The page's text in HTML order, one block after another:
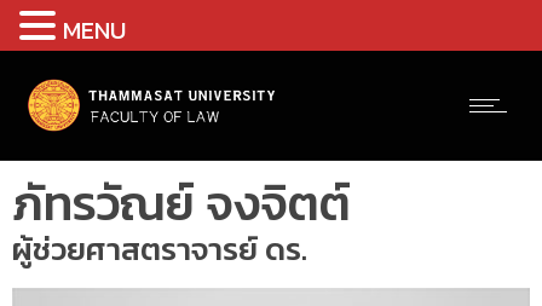
ภัทรวัณย์ จงจิตต์
ผู้ช่วยศาสตราจารย์ ดร.
MENU